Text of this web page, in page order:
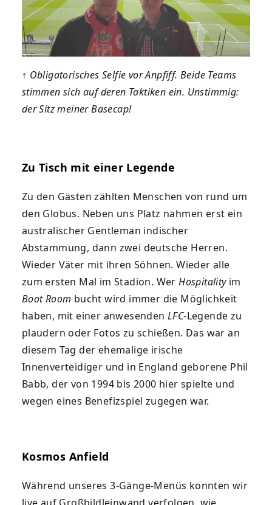
↑ Obligatorisches Selfie vor Anpfiff. Beide Teams
stimmen sich auf deren Taktiken ein. Unstimmig:
der Sitz meiner Basecap!
Zu Tisch mit einer Legende
Zu den Gästen zählten Menschen von rund um
den Globus. Neben uns Platz nahmen erst ein
australischer Gentleman indischer
Abstammung, dann zwei deutsche Herren.
Wieder Väter mit ihren Söhnen. Wieder alle
zum ersten Mal im Stadion. WerHospitalityim
Boot Room bucht wird immer die Möglichkeit
haben, mit einer anwesendenLFC-Legende zu
plaudern oder Fotos zu schießen. Das war an
diesem Tag der ehemalige irische
Innenverteidiger und in England geborene Phil
Babb, der von 1994 bis 2000 hier spielte und
wegen eines Benefizspiel zugegen war.
Kosmos Anfield
Während unseres 3-Gänge-Menüs konnten wir